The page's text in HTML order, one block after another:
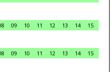
09 10 11 12 13 14
15
09 10 11 12 13 14
15